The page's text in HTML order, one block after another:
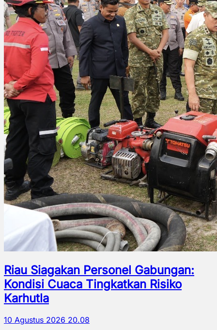
Riau Siagakan Personel Gabungan:
Kondisi Cuaca Tingkatkan Risiko
Karhutla
10 Agustus 2026 20.08